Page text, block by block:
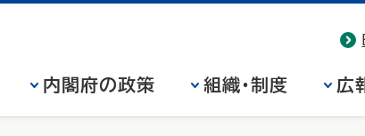
内閣府の政策 組織・制度 広